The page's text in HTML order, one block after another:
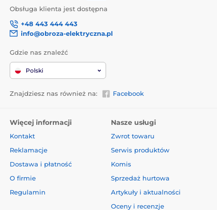
Obsługa klienta jest dostępna
+48 443 444 443
info@obroza-elektryczna.pl
Gdzie nas znaleźć
Polski
Znajdziesz nas również na: Facebook
Więcej informacji
Kontakt
Reklamacje
Dostawa i płatność
O firmie
Regulamin
Nasze usługi
Zwrot towaru
Serwis produktów
Komis
Sprzedaż hurtowa
Artykuły i aktualności
Oceny i recenzje